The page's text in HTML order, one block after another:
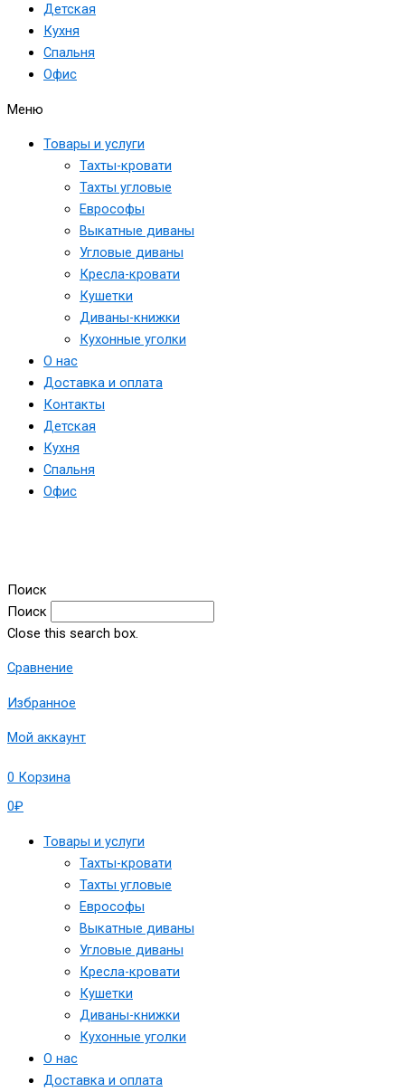
Детская
Кухня
Спальня
Офис
Меню
Товары и услуги
Тахты-кровати
Тахты угловые
Еврософы
Выкатные диваны
Угловые диваны
Кресла-кровати
Кушетки
Диваны-книжки
Кухонные уголки
О нас
Доставка и оплата
Контакты
Детская
Кухня
Спальня
Офис
Поиск
Поиск
Close this search box.
Сравнение
Избранное
Мой аккаунт
0₽
0 Корзина
Товары и услуги
Тахты-кровати
Тахты угловые
Еврософы
Выкатные диваны
Угловые диваны
Кресла-кровати
Кушетки
Диваны-книжки
Кухонные уголки
О нас
Доставка и оплата